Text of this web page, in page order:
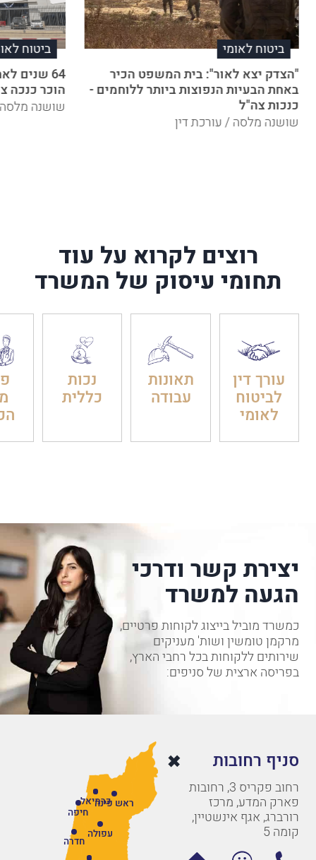
ביטוח לאומי
"הצדק יצא לאור": בית המשפט הכיר
באחת הבעיות הנפוצות ביותר ללוחמים -
כנכות צה"ל
שושנה מלסה / עורכת דין
ביטוח
הוכר כנכה
שושנה
רוצים לקרוא על עוד
תחומי עיסוק של המשרד
עורך דין
לביטוח
לאומי
תאונות
עבודה
נכות
כללית
יצירת קשר ודרכי
הגעה למשרד
כמשרד מוביל בייצוג לקוחות פרטיים,
מרקמן טומשין ושות' מעניקים
שירותים ללקוחות בכל רחבי הארץ,
בפריסה ארצית של סניפים:
סניף רחובות
רחוב פקריס 3, רחובות
פארק המדע, מרכז
רורברג, אגף אינשטיין,
קומה 5
חיפה
חדרה
עפולה
ראש פינהכרמיאל